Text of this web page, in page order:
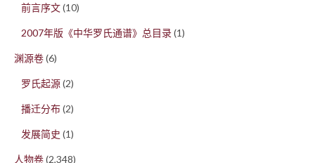
前言序文(10)
2007年版《中华罗氏通谱》总目录(1)
渊源卷(6)
罗氏起源(2)
播迁分布(2)
发展简史 (1)
人物卷(2,348)